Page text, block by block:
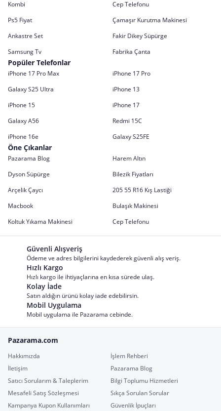
Kombi
Cep Telefonu
Ps5 Fiyat
Çamaşır Kurutma Makinesi
Ankastre Set
Fakir Dikey Süpürge
Samsung Tv
Fabrika Çanta
Popüler Telefonlar
iPhone 17 Pro Max
iPhone 17 Pro
Galaxy S25 Ultra
iPhone 13
iPhone 15
iPhone 17
Galaxy A56
Redmi 15C
iPhone 16e
Galaxy S25FE
Öne Çıkanlar
Pazarama Blog
Harem Altın
Dyson Süpürge
Bilezik Fiyatları
Arçelik Çaycı
205 55 R16 Kış Lastiği
Macbook
Bulaşık Makinesi
Koltuk Yıkama Makinesi
Cep Telefonu
Güvenli Alışveriş
Ödeme ve adres bilgilerini kaydederek güvenli alış veriş.
Hızlı Kargo
Hızlı kargo ile ihtiyaçlarına en kısa sürede ulaş.
Kolay İade
Satın aldığın ürünü kolay iade edebilirsin.
Mobil Uygulama
Mobil uygulama ile Pazarama cebinde.
Pazarama.com
Hakkımızda
İşlem Rehberi
İletişim
Pazarama Blog
Satıcı Sorularım & Taleplerim
Bilgi Toplumu Hizmetleri
Mesafeli Satış Sözleşmesi
Sıkça Sorulan Sorular
Kampanya Kupon Kullanımları
Güvenlik İpuçları